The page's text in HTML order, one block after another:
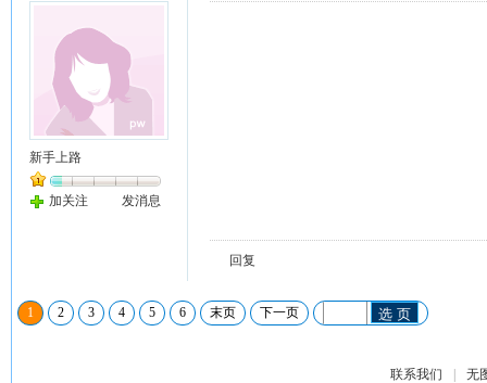
新手上路
加关注 发消息
回复
1 2 3 4 5 6 末页 下一页 选 页
联系我们
无